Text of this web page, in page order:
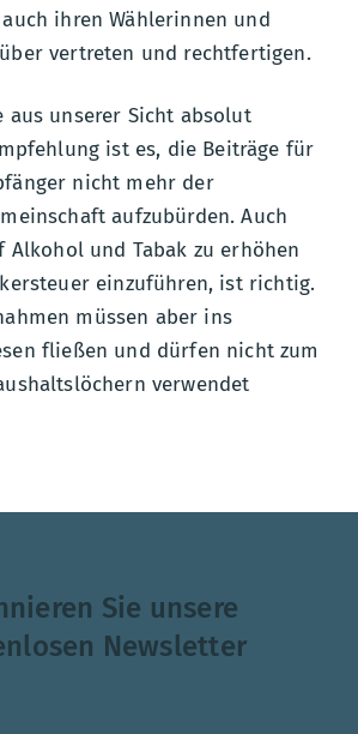
ihren Wählerinnen und
vertreten und rechtfertigen.
aus unserer Sicht absolut
ist es, die Beiträge für
nicht mehr der
aufzubürden. Auch
Alkohol und Tabak zu erhöhen
einzuführen, ist richtig.
müssen aber ins
fließen und dürfen nicht zum
verwendet
Sie unsere
Newsletter